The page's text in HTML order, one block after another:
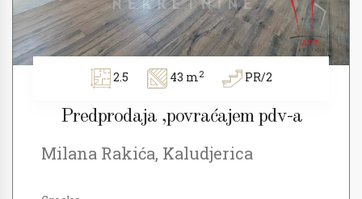
2.5 43 m2 PR/2
Predprodaja ,povraćajem pdv-a
Milana Rakića, Kaludjerica